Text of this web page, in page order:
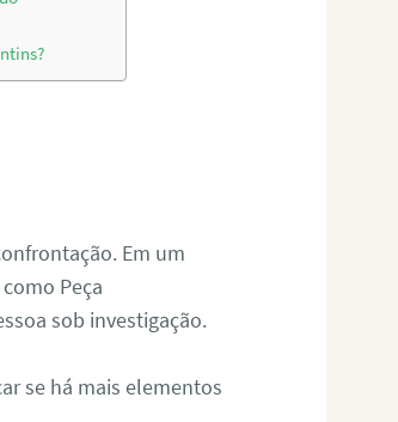
Em um
Peça
sob investigação.
se há mais elementos